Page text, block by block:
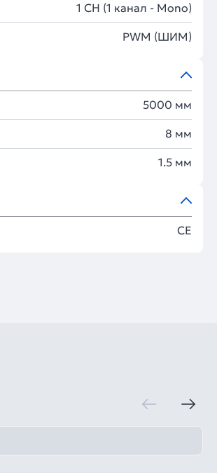
1 CH (1 канал - Mono)
PWM (ШИМ)
5000 мм
8 мм
1.5 мм
CE